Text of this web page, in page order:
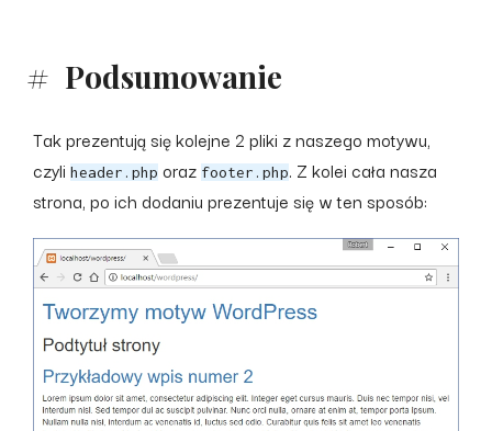
Podsumowanie
Tak prezentują się kolejne 2 pliki z naszego motywu,
czyli header.php oraz footer.php. Z kolei cała nasza
strona, po ich dodaniu prezentuje się w ten sposób: